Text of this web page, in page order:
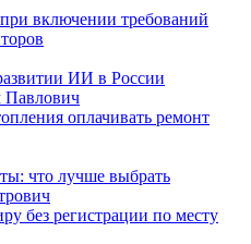
включении требований
ИИ в России
оплачивать ремонт
что лучше выбрать
без регистрации по месту